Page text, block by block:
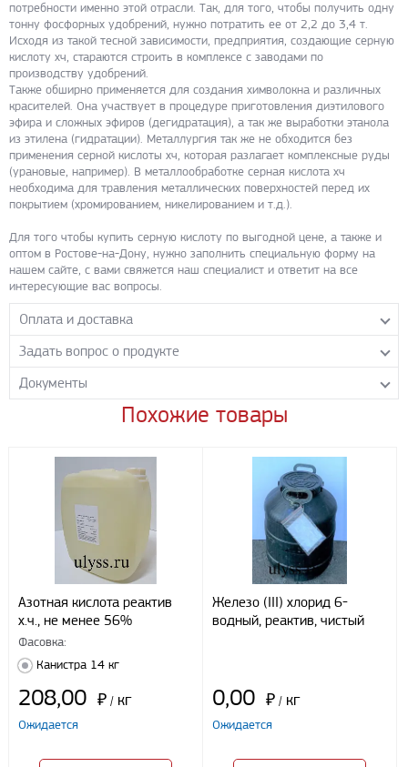
потребности именно этой отрасли. Так, для того, чтобы получить одну
тонну фосфорных удобрений, нужно потратить ее от 2,2 до 3,4 т.
Исходя из такой тесной зависимости, предприятия, создающие серную
кислоту хч, стараются строить в комплексе с заводами по
производству удобрений.
Также обширно применяется для создания химволокна и различных
красителей. Она участвует в процедуре приготовления диэтилового
эфира и сложных эфиров (дегидратация), а так же выработки этанола
из этилена (гидратации). Металлургия так же не обходится без
применения серной кислоты хч, которая разлагает комплексные руды
(урановые, например). В металлообработке серная кислота хч
необходима для травления металлических поверхностей перед их
покрытием (хромированием, никелированием и т.д.).
Для того чтобы купить серную кислоту по выгодной цене, а также и
оптом в Ростове-на-Дону, нужно заполнить специальную форму на
нашем сайте, с вами свяжется наш специалист и ответит на все
интересующие вас вопросы.
Оплата и доставка
Самовывоз с нашего склада
Транспортные компании
Бесплатная доставка до терминала ПЭК
Регионы доставки:
Северо-Кавказский федеральный округ
Южный федеральный округ
Способы оплаты
Наличными
При получении груза
Задать вопрос о продукте
Задайте нашим менеджерам вопрос о данном продукте.
Все поля формы обязательны к заполнению.
Я даю свое согласие ООО «Улисс» на обработку моих
персональных данных, в соответствии с федеральным законом от
27.07.2006 N152 ФЗ «О персональных данных», на условиях
Документы
0Титул_хч до осени 17 г. - PDF 314.09 КБ
Скачать
Скачать
00ПБ серная хч сигма тек_до 2021
- PDF 2.58 МБ
Скачать
Похожие товары
Азотная кислота реактив
х.ч., не менее 56%
Фасовка:
Канистра 14 кг
208,00 ₽ / кг
Ожидается
Железо (III) хлорид 6-
водный, реактив, чистый
0,00 ₽ / кг
Ожидается